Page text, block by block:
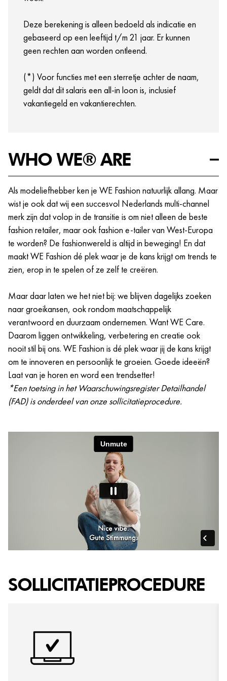
Academy bieden we bijvoorbeeld verschillende
opleidings- en trainingsmogelijkheden die jij nodig
hebt om bij ons te excelleren.
Crewmeetings, events en meer!
Deze berekening is alleen bedoeld als indicatie en
gebaseerd op een leeftijd t/m 21 jaar. Er kunnen
geen rechten aan worden ontleend.
(*) Voor functies met een sterretje achter de naam,
geldt dat dit salaris een all-in loon is, inclusief
vakantiegeld en vakantierechten.
WHO WE® ARE
Als modeliefhebber ken je WE Fashion natuurlijk allang. Maar
wist je ook dat wij een succesvol Nederlands multi-channel
merk zijn dat volop in de transitie is om niet alleen de beste
fashion retailer, maar ook fashion e-tailer van West-Europa
te worden? De fashionwereld is altijd in beweging! En dat
maakt WE Fashion dé plek waar je de kans krijgt om trends te
zien, erop in te spelen of ze zelf te creëren.
Maar daar laten we het niet bij: we blijven dagelijks zoeken
naar groeikansen, ook rondom maatschappelijk
verantwoord en duurzaam ondernemen. Want WE Care.
Daarom liggen ontwikkeling, verbetering en creatie ook
nooit stil bij ons. WE Fashion is dé plek waar jij de kans krijgt
om te innoveren en persoonlijk te groeien. Goede ideeën?
Laat van je horen en word een trendsetter!
*Een toetsing in het Waarschuwingsregister Detailhandel
(FAD) is onderdeel van onze sollicitatieprocedure.
SOLLICITATIEPROCEDURE